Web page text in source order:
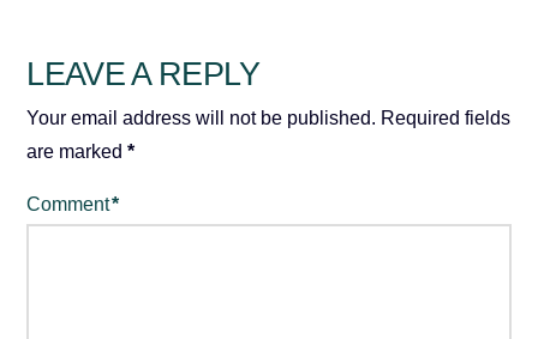
LEAVE A REPLY
Your email address will not be published. Required fields
are marked*
Comment*